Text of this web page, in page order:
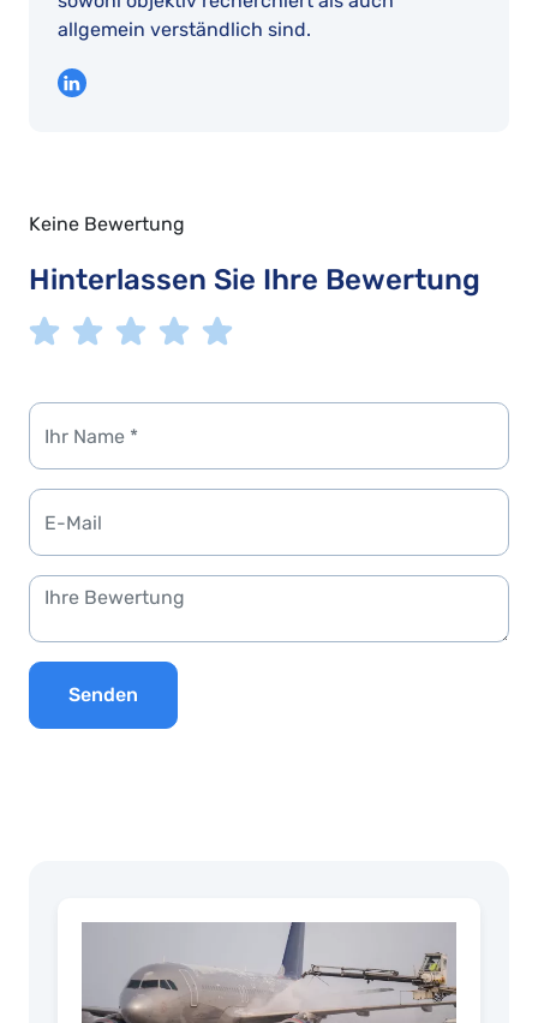
allgemein verständlich sind.
Keine Bewertung
Hinterlassen Sie Ihre Bewertung
Senden